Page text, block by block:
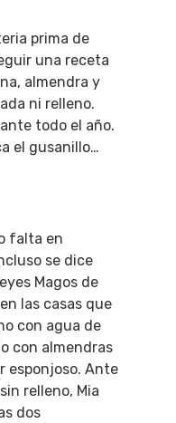
prima de
una receta
almendra y
ni relleno.
todo el año.
el gusanillo…
falta en
se dice
Magos de
las casas que
con agua de
con almendras
esponjoso. Ante
relleno, Mia
dos